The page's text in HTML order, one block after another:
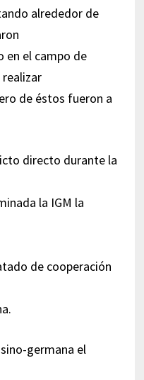
alrededor de
en el campo de
de éstos fueron a
directo durante la
la IGM la
de cooperación
germana el